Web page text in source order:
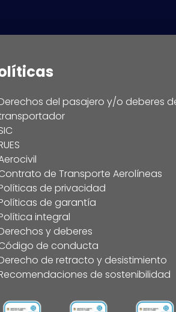
del pasajero y/o deberes
de Transporte Aerolíneas
de privacidad
de garantía
integral
y deberes
de conducta
de retracto y desistimiento
de sostenibilidad